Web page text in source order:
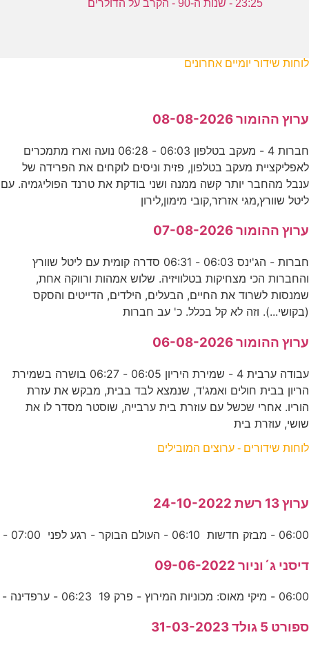
23:25 - שנות ה-90 - הקרב על הדולרים
לוחות שידור יומיים אחרונים
ערוץ ההומור 08-08-2026
חברות 4 - מעקב בטלפון 06:03 - 06:28 נועה וארז מתמכרים
לאפליקציית מעקב בטלפון, פזית וניסים לוקחים את הפרידה של
ענבל מהחבר יותר קשה ממנה ושני בודקת את טרנד הפוליגמיה. עם
ליטל שוורץ,מגי אזרזר,קובי מימון,לירון
ערוץ ההומור 07-08-2026
חברות - הג'ינס 06:03 - 06:31 סדרה קומית עם ליטל שוורץ
והחברות הכי מצחיקות בטלוויזיה. שלוש אמהות ורווקה אחת,
שמנסות לשרוד את החיים, הבעלים, הילדים, הדייטים והסקס
(בקושי...). וזה לא קל בכלל. כ' עב חברות
ערוץ ההומור 06-08-2026
עבודה ערבית 4 - שמירת היריון 06:05 - 06:27 בושרה בשמירת
הריון בבית חולים ואמג'ד, שנמצא לבד בבית, מבקש את עזרת
הוריו. אחרי שכשל עם עוזרת בית ערבייה, שוסטר מסדר לו את
שושי, עוזרת בית
לוחות שידורים - ערוצים המובילים
ערוץ 13 רשת 24-10-2022
06:00 - מבזק חדשות 06:10 - העולם הבוקר - רגע לפני 07:00 -
דיסני ג´וניור 09-06-2022
06:00 - מיקי מאוס: מכוניות המירוץ - פרק 19 06:23 - ערפדינה -
ספורט 5 גולד 31-03-2023